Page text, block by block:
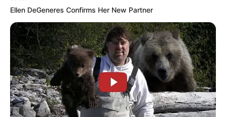
4. Ada yang mau nemenin Icha nongkrong?
Ellen DeGeneres Confirms Her New Partner